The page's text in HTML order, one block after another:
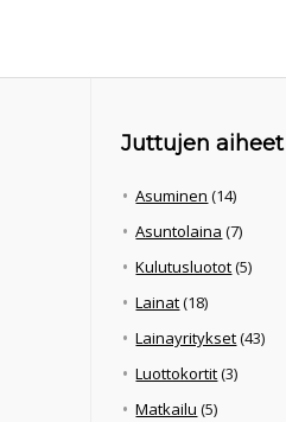
Juttujen aiheet
Asuminen (14)
Asuntolaina (7)
Kulutusluotot(5)
Lainat(18)
Lainayritykset(43)
Luottokortit(3)
Matkailu (5)